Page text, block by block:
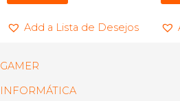
Add a Lista de Desejos
GAMER
INFORMÁTICA